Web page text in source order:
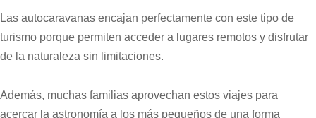
Las autocaravanas encajan perfectamente con este tipo de
turismo porque permiten acceder a lugares remotos y disfrutar
de la naturaleza sin limitaciones.
Además, muchas familias aprovechan estos viajes para
acercar la astronomía a los más pequeños de una forma